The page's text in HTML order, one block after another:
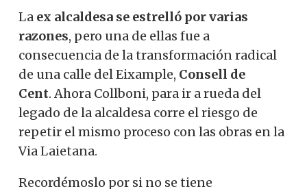
La ex alcaldesa se estrelló por varias
razones, pero una de ellas fue a
consecuencia de la transformación radical
de una calle del Eixample, Consell de
Cent. Ahora Collboni, para ir a rueda del
legado de la alcaldesa corre el riesgo de
repetir el mismo proceso con las obras en la
Via Laietana.
Recordémoslo por si no se tiene